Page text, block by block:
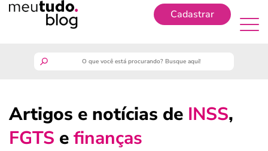
Cadastrar
guia do trabalhador
Artigos e notícias de INSS,
FGTS efinanças